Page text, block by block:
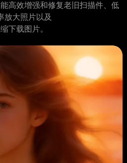
高效增强和修复老旧扫描件、低
放大照片以及
下载图片。